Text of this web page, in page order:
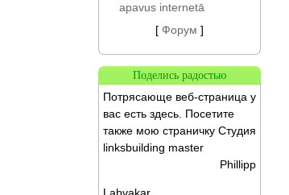
apavus internetā
[ Форум ]
Поделись радостью
Потрясающе веб-страница у
вас есть здесь. Посетите
также мою страничку Студия
linksbuilding master
Phillipp